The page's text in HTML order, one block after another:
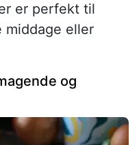
er perfekt til
middage eller
og